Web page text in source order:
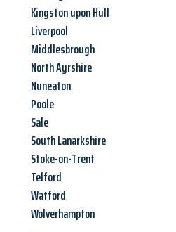
Kingston upon Hull
Liverpool
Middlesbrough
North Ayrshire
Nuneaton
Poole
Sale
South Lanarkshire
Stoke-on-Trent
Telford
Watford
Wolverhampton